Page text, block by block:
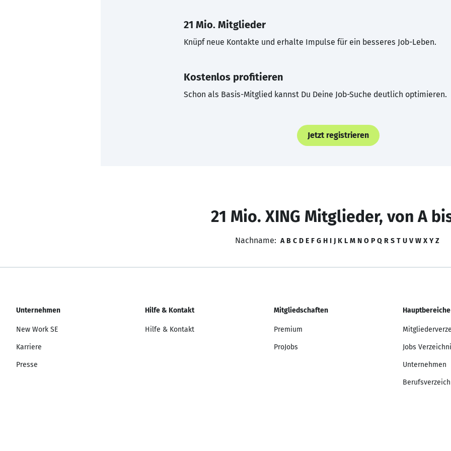
21 Mio. Mitglieder
Knüpf neue Kontakte und erhalte Impulse für ein besseres Job-Leben.
Kostenlos profitieren
Schon als Basis-Mitglied kannst Du Deine Job-Suche deutlich optimieren.
Jetzt registrieren
21 Mio. XING Mitglieder, von A
Nachname: A B C D E F G H I J K L M N O P Q R S T U V W X Y Z
Unternehmen
New Work SE
Karriere
Presse
Hilfe & Kontakt
Hilfe & Kontakt
Mitgliedschaften
Premium
ProJobs
Hauptbereiche
Jobs
Unternehmen